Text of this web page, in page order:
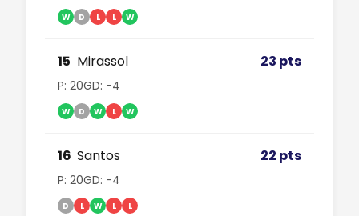
W D L L W
15 Mirassol 23 pts
P: 20GD: -4
W D W L W
16 Santos 22 pts
P: 20GD: -4
D L W L L